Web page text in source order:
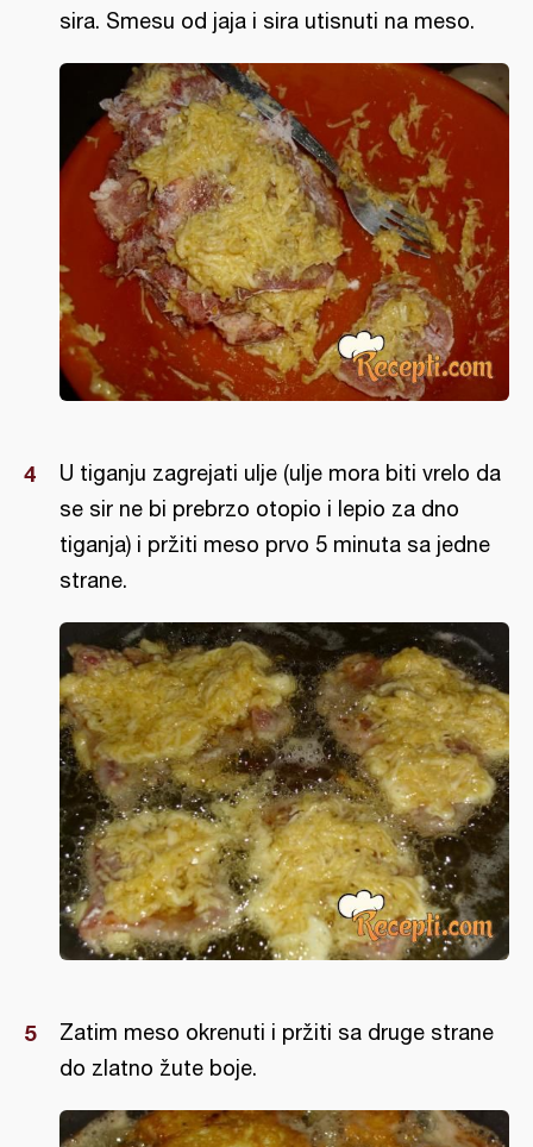
sira. Smesu od jaja i sira utisnuti na meso.
U tiganju zagrejati ulje (ulje mora biti vrelo da
se sir ne bi prebrzo otopio i lepio za dno
tiganja) i pržiti meso prvo 5 minuta sa jedne
strane.
Zatim meso okrenuti i pržiti sa druge strane
do zlatno žute boje.